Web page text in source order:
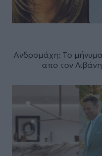
Ανδρομάχη: Το
απο τον